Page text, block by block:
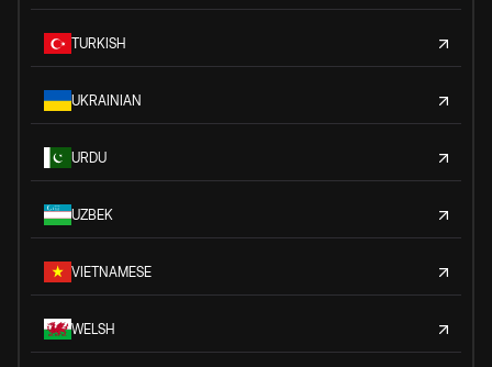
TURKISH
UKRAINIAN
URDU
UZBEK
VIETNAMESE
WELSH